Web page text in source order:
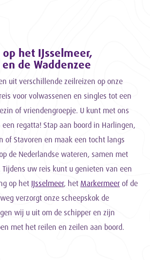
het IJsselmeer,
de Waddenzee
uit verschillende zeilreizen op onze
voor volwassenen en singles tot een
of vriendengroepje. U kunt met ons
regatta! Stap aan boord in Harlingen,
of Stavoren en maak een tocht langs
de Nederlandse wateren, samen met
Tijdens uw reis kunt u genieten van een
op het IJsselmeer, het Markermeer of de
verzorgt onze scheepskok de
wij u uit om de schipper en zijn
met het reilen en zeilen aan boord.